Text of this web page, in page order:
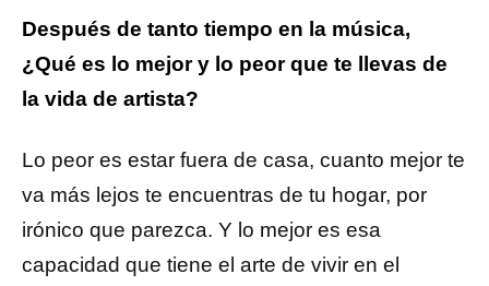
Después de tanto tiempo en la música,
¿Qué es lo mejor y lo peor que te llevas de
la vida de artista?
Lo peor es estar fuera de casa, cuanto mejor te
va más lejos te encuentras de tu hogar, por
irónico que parezca. Y lo mejor es esa
capacidad que tiene el arte de vivir en el